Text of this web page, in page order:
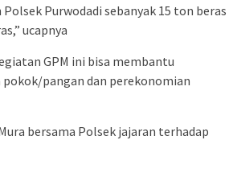
Purwodadi sebanyak 15 ton beras
ucapnya
GPM ini bisa membantu
pangan dan perekonomian
bersama Polsek jajaran terhadap